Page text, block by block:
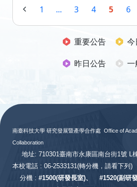
1 ... 3 4 5 6
重要公告
今
昨日公告
一
南臺科技大學 研究發展暨產學合作處 Office of
Collaboration
地址: 710301臺南市永康區南台街1
本校電話 : 06-2533131(轉分機，請看下列)
分機 : #1500(研發長室)、 #1520(副研